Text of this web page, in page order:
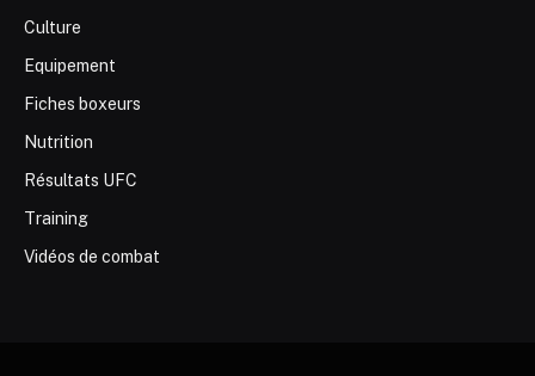
Culture
Equipement
Fiches boxeurs
Nutrition
Résultats UFC
Training
Vidéos de combat